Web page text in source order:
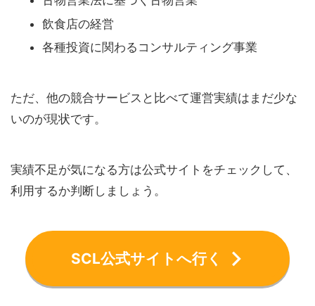
飲食店の経営
各種投資に関わるコンサルティング事業
ただ、他の競合サービスと比べて運営実績はまだ少な
いのが現状です。
実績不足が気になる方は公式サイトをチェックして、
利用するか判断しましょう。
SCL公式サイトへ行く